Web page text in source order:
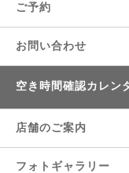
ご予約
お問い合わせ
空き時間確認カレ
店舗のご案内
フォトギャラリー